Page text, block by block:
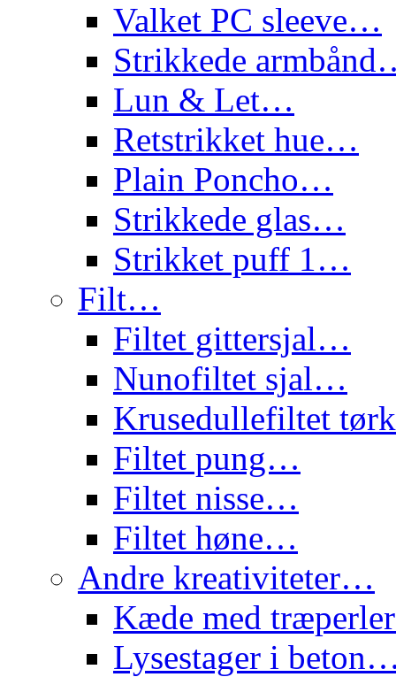
Valket PC sleeve…
Strikkede
Lun & Let…
Retstrikket hue…
Plain Poncho…
Strikkede glas…
Strikket puff 1…
Filt…
Filtet gittersjal…
Nunofiltet sjal…
Krusedullefiltet
Filtet pung…
Filtet nisse…
Filtet høne…
Andre kreativiteter…
Kæde med
Lysestager i